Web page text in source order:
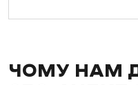
ЧОМУ НАМ